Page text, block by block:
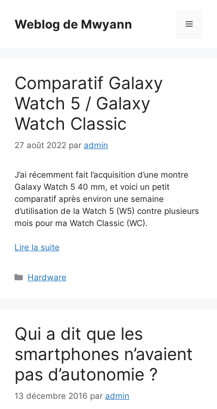
contenuWeblog de Mwyann Menu
Comparatif Galaxy
Watch 5 / Galaxy
Watch Classic
27 août 2022 par admin
J’ai récemment fait l’acquisition d’une montre
Galaxy Watch 5 40 mm, et voici un petit
comparatif après environ une semaine
d’utilisation de la Watch 5 (W5) contre plusieurs
mois pour ma Watch Classic (WC).
Lire la suite
Catégories
Hardware
Qui a dit que les
smartphones n’avaient
pas d’autonomie ?
13 décembre 2016 par admin